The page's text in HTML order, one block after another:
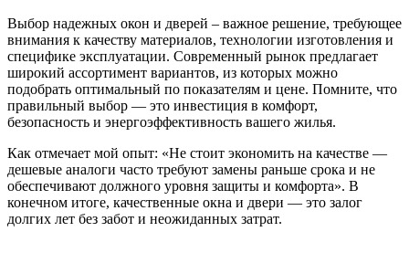
Выбор надежных окон и дверей – важное решение, требующее
внимания к качеству материалов, технологии изготовления и
специфике эксплуатации. Современный рынок предлагает
широкий ассортимент вариантов, из которых можно
подобрать оптимальный по показателям и цене. Помните, что
правильный выбор — это инвестиция в комфорт,
безопасность и энергоэффективность вашего жилья.
Как отмечает мой опыт: «Не стоит экономить на качестве —
дешевые аналоги часто требуют замены раньше срока и не
обеспечивают должного уровня защиты и комфорта». В
конечном итоге, качественные окна и двери — это залог
долгих лет без забот и неожиданных затрат.